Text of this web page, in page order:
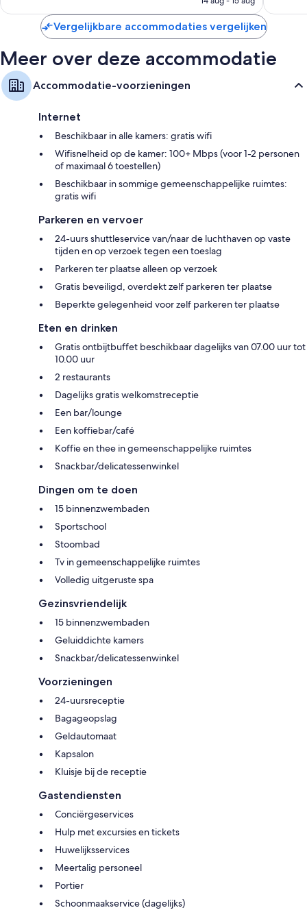
(kleding)kasten, dagelijkse schoonmaakservice en bureaus
Vergelijkbare accommodaties vergelijken
Meer over deze accommodatie
Accommodatie-voorzieningen
Internet
Beschikbaar in alle kamers: gratis wifi
Wifisnelheid op de kamer: 100+ Mbps (voor 1-2 personen
of maximaal 6 toestellen)
Beschikbaar in sommige gemeenschappelijke ruimtes:
gratis wifi
Parkeren en vervoer
24-uurs shuttleservice van/naar de luchthaven op vaste
tijden en op verzoek tegen een toeslag
Parkeren ter plaatse alleen op verzoek
Gratis beveiligd, overdekt zelf parkeren ter plaatse
Beperkte gelegenheid voor zelf parkeren ter plaatse
Eten en drinken
Gratis ontbijtbuffet beschikbaar dagelijks van 07.00 uur tot
10.00 uur
2 restaurants
Dagelijks gratis welkomstreceptie
Een bar/lounge
Een koffiebar/café
Koffie en thee in gemeenschappelijke ruimtes
Snackbar/delicatessenwinkel
Dingen om te doen
15 binnenzwembaden
Sportschool
Stoombad
Tv in gemeenschappelijke ruimtes
Volledig uitgeruste spa
Gezinsvriendelijk
15 binnenzwembaden
Geluiddichte kamers
Snackbar/delicatessenwinkel
Voorzieningen
24-uursreceptie
Bagageopslag
Geldautomaat
Kapsalon
Kluisje bij de receptie
Gastendiensten
Conciërgeservices
Hulp met excursies en tickets
Huwelijksservices
Meertalig personeel
Portier
Schoonmaakservice (dagelijks)